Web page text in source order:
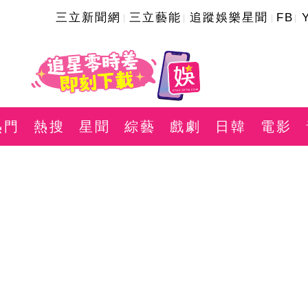
三立新聞網 三立藝能 追蹤娛樂星聞 FB
熱搜 星聞 綜藝 戲劇 日韓 電影